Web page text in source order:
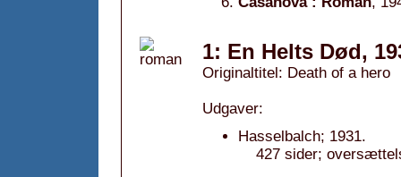
1: En Helts Død,
Originaltitel: Death of a hero
Udgaver:
Hasselbalch; 1931.
427 sider;